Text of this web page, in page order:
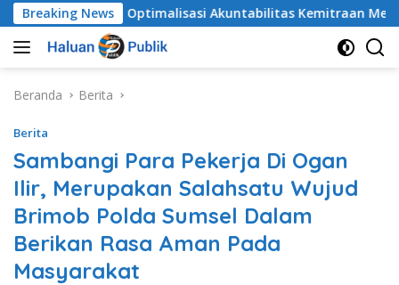
Langsung
ke
konten
Breaking News​Optimalisasi Akuntabilitas Kemitraan Media,
Beranda Berita
Berita
Sambangi Para Pekerja Di Ogan
Ilir, Merupakan Salahsatu Wujud
Brimob Polda Sumsel Dalam
Berikan Rasa Aman Pada
Masyarakat